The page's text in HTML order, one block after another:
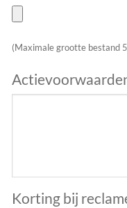
(Maximale grootte bestand
Korting bij